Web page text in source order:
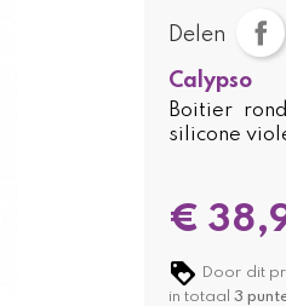
Delen
Calypso
Boitier
silicone
€
Door dit
in totaal 3